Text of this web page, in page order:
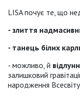
LISA почує те, що
- злиття
- танець білих
- можливо, й
залишковий
народження